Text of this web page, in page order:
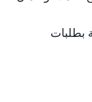
بطلبات